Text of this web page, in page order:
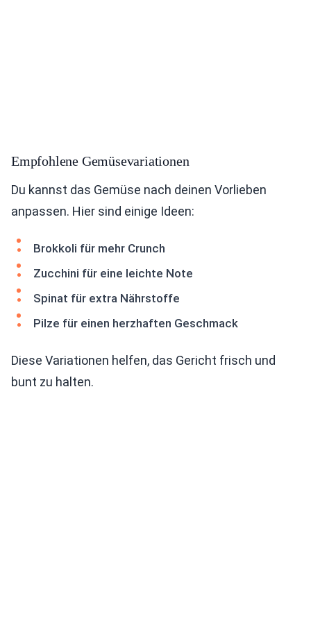
Empfohlene Gemüsevariationen
Du kannst das Gemüse nach deinen Vorlieben
anpassen. Hier sind einige Ideen:
Brokkoli für mehr Crunch
Zucchini für eine leichte Note
Spinat für extra Nährstoffe
Pilze für einen herzhaften Geschmack
Diese Variationen helfen, das Gericht frisch und
bunt zu halten.